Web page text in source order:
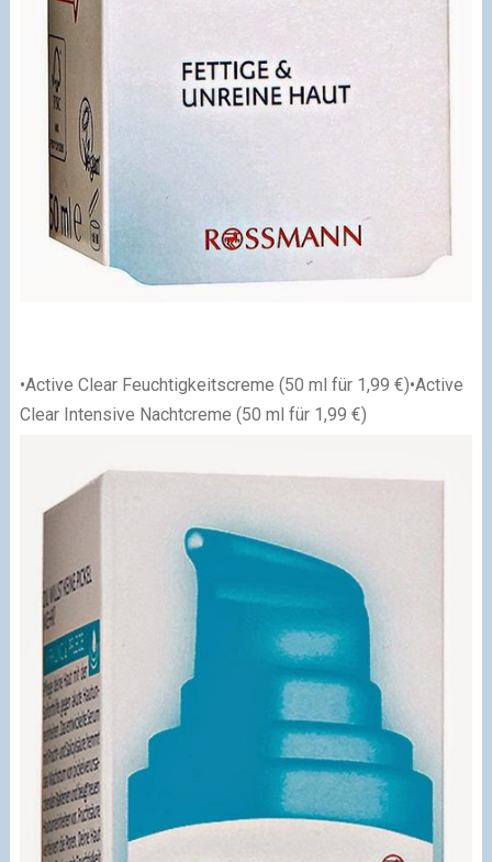
•Active Clear Feuchtigkeitscreme (50 ml für 1,99 €)•Active
Clear Intensive Nachtcreme (50 ml für 1,99 €)